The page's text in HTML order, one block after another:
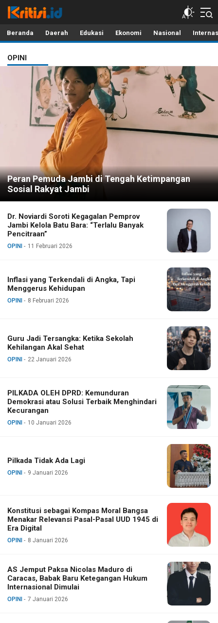
Kritisi.ID
Kritik untuk Negeri!
Beranda Daerah Edukasi Ekonomi Nasional
OPINI
Peran Pemuda Jambi di Tengah Ketimpangan
Sosial Rakyat Jambi
Dr. Noviardi Soroti Kegagalan Pemprov
Jambi Kelola Batu Bara: “Terlalu Banyak
Pencitraan”
OPINI 11 Februari 2026
Inflasi yang Terkendali di Angka, Tapi
Menggerus Kehidupan
OPINI 8 Februari 2026
Guru Jadi Tersangka: Ketika Sekolah
Kehilangan Akal Sehat
OPINI 22 Januari 2026
PILKADA OLEH DPRD: Kemunduran
Demokrasi atau Solusi Terbaik Menghindari
Kecurangan
OPINI 10 Januari 2026
Pilkada Tidak Ada Lagi
OPINI 9 Januari 2026
Konstitusi sebagai Kompas Moral Bangsa
Menakar Relevansi Pasal-Pasal UUD 1945 di
Era Digital
OPINI 8 Januari 2026
AS Jemput Paksa Nicolas Maduro di
Caracas, Babak Baru Ketegangan Hukum
Internasional Dimulai
OPINI 7 Januari 2026